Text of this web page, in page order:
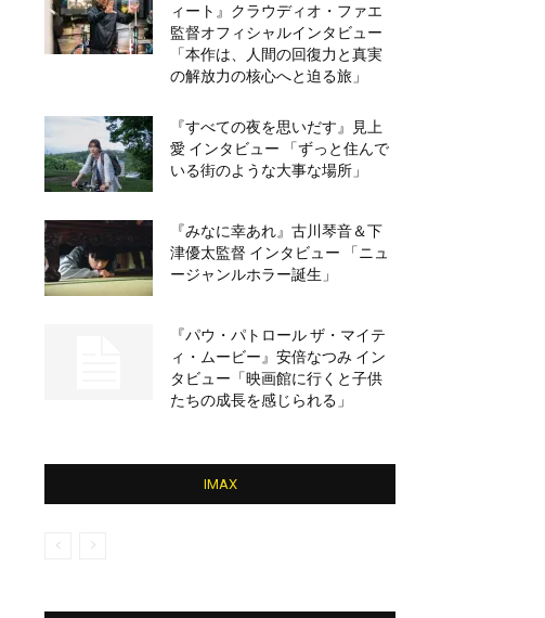
ィート』クラウディオ・ファエ
監督オフィシャルインタビュー
「本作は、人間の回復力と真実
の解放力の核心へと迫る旅」
『すべての夜を思いだす』見上
愛 インタビュー 「ずっと住んで
いる街のような大事な場所」
『みなに幸あれ』古川琴音＆下
津優太監督 インタビュー 「ニュ
ージャンルホラー誕生」
『パウ・パトロール ザ・マイテ
ィ・ムービー』安倍なつみ イン
タビュー「映画館に行くと子供
たちの成長を感じられる」
IMAX